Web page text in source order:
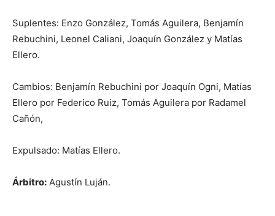
Suplentes: Enzo González, Tomás Aguilera, Benjamín
Rebuchini, Leonel Caliani, Joaquín González y Matías
Ellero.
Cambios: Benjamín Rebuchini por Joaquín Ogni, Matías
Ellero por Federico Ruiz, Tomás Aguilera por Radamel
Cañón,
Expulsado: Matías Ellero.
Árbitro: Agustín Luján.